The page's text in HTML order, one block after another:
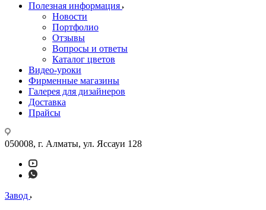
Полезная информация
Новости
Портфолио
Отзывы
Вопросы и ответы
Каталог цветов
Видео-уроки
Фирменные магазины
Галерея для дизайнеров
Доставка
Прайсы
050008, г. Алматы, ул. Яссауи 128
Завод